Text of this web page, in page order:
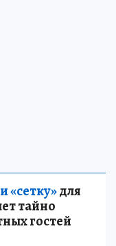
«сетку»для
тайно
гостей